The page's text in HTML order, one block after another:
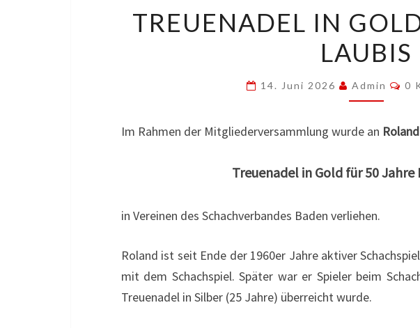
IN
GOLD
FÜR
ROLAND
TREUENADEL IN
LAUBIS
14. Juni 2026 Admin 0
Im Rahmen der Mitgliederversammlung wurde an
Treuenadel in Gold für 50
in Vereinen des Schachverbandes Baden verliehen.
Roland ist seit Ende der 1960er Jahre aktiver
mit dem Schachspiel. Später war er Spieler beim
Treuenadel in Silber (25 Jahre) überreicht wurde.